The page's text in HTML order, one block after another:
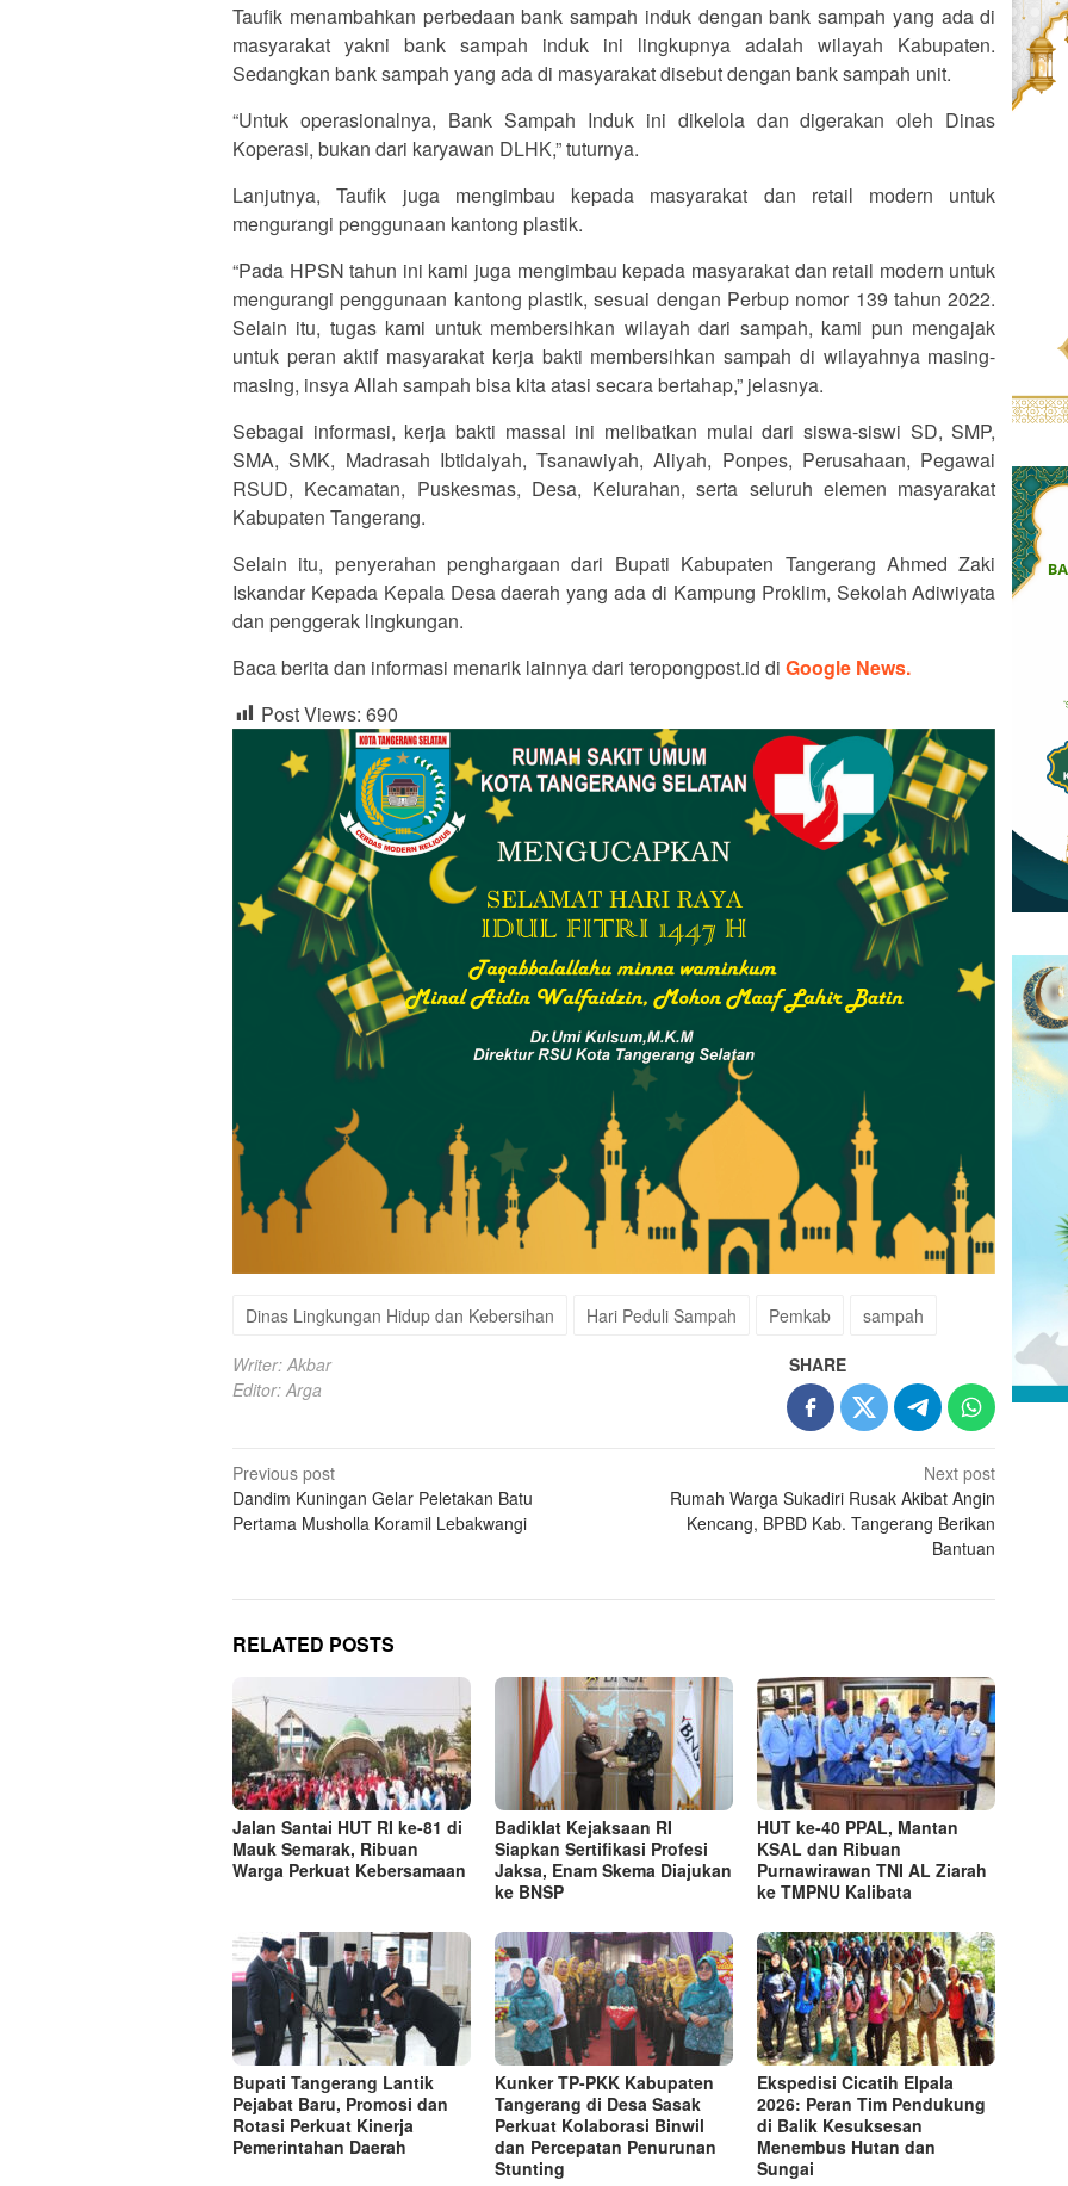
Taufik menambahkan perbedaan bank sampah induk dengan bank sampah yang ada di
masyarakat yakni bank sampah induk ini lingkupnya adalah wilayah Kabupaten.
Sedangkan bank sampah yang ada di masyarakat disebut dengan bank sampah unit.
“Untuk operasionalnya, Bank Sampah Induk ini dikelola dan digerakan oleh Dinas
Koperasi, bukan dari karyawan DLHK,” tuturnya.
Lanjutnya, Taufik juga mengimbau kepada masyarakat dan retail modern untuk
mengurangi penggunaan kantong plastik.
“Pada HPSN tahun ini kami juga mengimbau kepada masyarakat dan retail modern untuk
mengurangi penggunaan kantong plastik, sesuai dengan Perbup nomor 139 tahun 2022.
Selain itu, tugas kami untuk membersihkan wilayah dari sampah, kami pun mengajak
untuk peran aktif masyarakat kerja bakti membersihkan sampah di wilayahnya masing-
masing, insya Allah sampah bisa kita atasi secara bertahap,” jelasnya.
Sebagai informasi, kerja bakti massal ini melibatkan mulai dari siswa-siswi SD, SMP,
SMA, SMK, Madrasah Ibtidaiyah, Tsanawiyah, Aliyah, Ponpes, Perusahaan, Pegawai
RSUD, Kecamatan, Puskesmas, Desa, Kelurahan, serta seluruh elemen masyarakat
Kabupaten Tangerang.
Selain itu, penyerahan penghargaan dari Bupati Kabupaten Tangerang Ahmed Zaki
Iskandar Kepada Kepala Desa daerah yang ada di Kampung Proklim, Sekolah Adiwiyata
dan penggerak lingkungan.
Baca berita dan informasi menarik lainnya dari teropongpost.id di Google News.
Post Views: 690
Dinas Lingkungan Hidup dan Kebersihan Hari Peduli Sampah Pemkab sampah
Writer: Akbar
Editor: Arga
SHARE
Post
navigation
Previous post
Dandim Kuningan Gelar Peletakan Batu
Pertama Musholla Koramil Lebakwangi
Next post
Rumah Warga Sukadiri Rusak Akibat Angin
Kencang, BPBD Kab. Tangerang Berikan
Bantuan
RELATED POSTS
Jalan Santai HUT RI ke-81 di
Mauk Semarak, Ribuan
Warga Perkuat Kebersamaan
Badiklat Kejaksaan RI
Siapkan Sertifikasi Profesi
Jaksa, Enam Skema Diajukan
ke BNSP
HUT ke-40 PPAL, Mantan
KSAL dan Ribuan
Purnawirawan TNI AL Ziarah
ke TMPNU Kalibata
Bupati Tangerang Lantik
Pejabat Baru, Promosi dan
Rotasi Perkuat Kinerja
Pemerintahan Daerah
Kunker TP-PKK Kabupaten
Tangerang di Desa Sasak
Perkuat Kolaborasi Binwil
dan Percepatan Penurunan
Stunting
Ekspedisi Cicatih Elpala
2026: Peran Tim Pendukung
di Balik Kesuksesan
Menembus Hutan dan
Sungai